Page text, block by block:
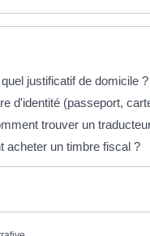
justificatif de domicile ?
d'identité (passeport,
trouver un
acheter un timbre fiscal ?